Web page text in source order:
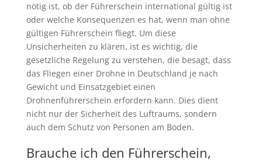
nötig ist, ob der Führerschein international gültig ist
oder welche Konsequenzen es hat, wenn man ohne
gültigen Führerschein fliegt. Um diese
Unsicherheiten zu klären, ist es wichtig, die
gesetzliche Regelung zu verstehen, die besagt, dass
das Fliegen einer Drohne in Deutschland je nach
Gewicht und Einsatzgebiet einen
Drohnenführerschein erfordern kann. Dies dient
nicht nur der Sicherheit des Luftraums, sondern
auch dem Schutz von Personen am Boden.
Brauche ich den Führerschein,